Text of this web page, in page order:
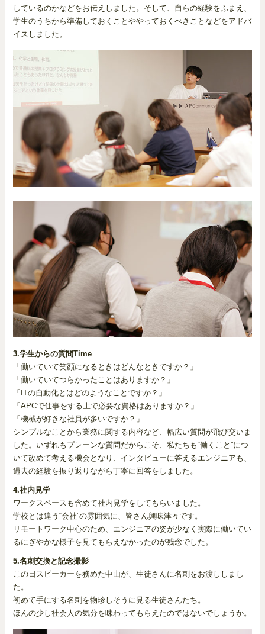
しているのかなどをお伝えしました。そして、自らの経験をふまえ、
学生のうちから準備しておくことややっておくべきことなどをアドバ
イスしました。
3.学生からの質問Time
「働いていて笑顔になるときはどんなときですか？」
「働いていてつらかったことはありますか？」
「ITの自動化とはどのようなことですか？」
「APCで仕事をする上で必要な資格はありますか？」
「機械が好きな社員が多いですか？」
シンプルなことから業務に関する内容など、幅広い質問が飛び交いま
した。いずれもプレーンな質問だからこそ、私たちも“働くこと”につ
いて改めて考える機会となり、インタビューに答えるエンジニアも、
過去の経験を振り返りながら丁寧に回答をしました。
4.社内見学
ワークスペースも含めて社内見学をしてもらいました。
学校とは違う“会社”の雰囲気に、皆さん興味津々です。
リモートワーク中心のため、エンジニアの姿が少なく実際に働いてい
るにぎやかな様子を見てもらえなかったのが残念でした。
5.名刺交換と記念撮影
この日スピーカーを務めた中山が、生徒さんに名刺をお渡ししまし
た。
初めて手にする名刺を物珍しそうに見る生徒さんたち。
ほんの少し社会人の気分を味わってもらえたのではないでしょうか。